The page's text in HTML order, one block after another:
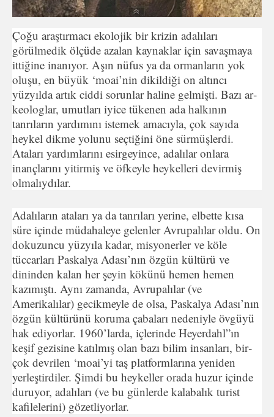
Çoğu araştırmacı ekolojik bir krizin adalıları
görülmedik öl­çüde azalan kaynaklar için savaşmaya
ittiğine inanıyor. Aşın nüfus ya da ormanların yok
oluşu, en büyük ‘moai’nin dikildiği on altıncı
yüzyılda artık ciddi sorunlar haline gelmişti. Bazı ar­
keologlar, umutları iyice tükenen ada halkının
tanrıların yardı­mını istemek amacıyla, çok sayıda
heykel dikme yolunu seçtiği­ni öne sürmüşlerdi.
Ataları yardımlarını esirgeyince, adalılar on­lara
inançlarını yitirmiş ve öfkeyle heykelleri devirmiş
olmalıydılar.
Adalıların ataları ya da tanrıları yerine, elbette kısa
süre için­de müdahaleye gelenler Avrupalılar oldu. On
dokuzuncu yüzyı­la kadar, misyonerler ve köle
tüccarları Paskalya Adası’nın özgün kültürü ve
dininden kalan her şeyin kökünü hemen hemen
kazımıştı. Aynı zamanda, Avrupalılar (ve
Amerikalılar) gecik­meyle de olsa, Paskalya Adası’nın
özgün kültürünü koruma ça­baları nedeniyle övgüyü
hak ediyorlar. 1960’larda, içlerinde Heyerdahl”ın
keşif gezisine katılmış olan bazı bilim insanları, bir­
çok devrilen ‘moai’yi taş platformlarına yeniden
yerleştirdiler. Şimdi bu heykeller orada huzur içinde
duruyor, adalıları (ve bu günlerde kalabalık turist
kafilelerini) gözetliyorlar.